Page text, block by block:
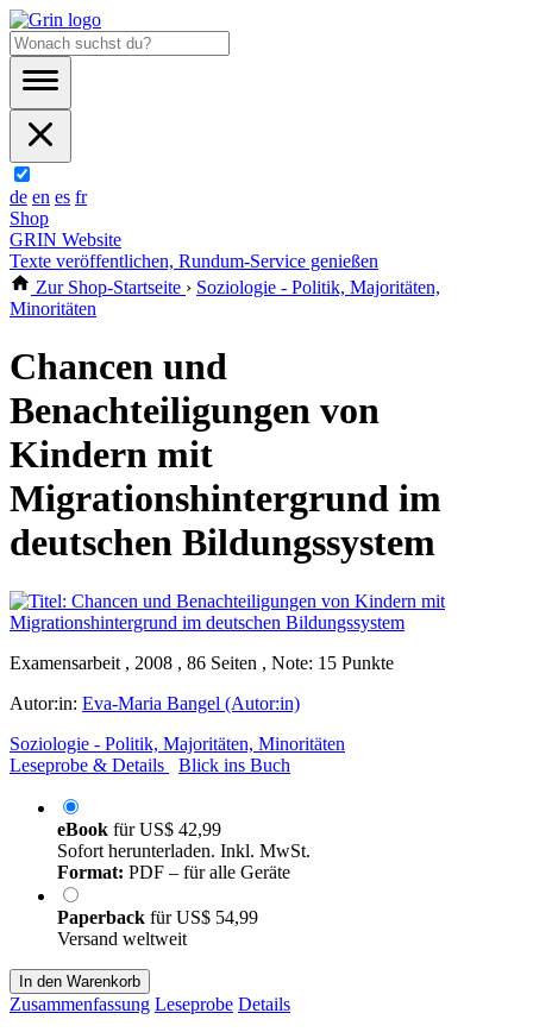
de en es fr
Shop
GRIN Website
Texte veröffentlichen, Rundum-Service genießen
Zur Shop-Startseite › Soziologie - Politik, Majoritäten,
Minoritäten
Chancen und
Benachteiligungen von
Kindern mit
Migrationshintergrund im
deutschen Bildungssystem
Examensarbeit , 2008 , 86 Seiten , Note: 15 Punkte
Autor:in: Eva-Maria Bangel (Autor:in)
Soziologie - Politik, Majoritäten, Minoritäten
Leseprobe & Details
Blick ins Buch
eBook fürUS$ 42,99
Sofort herunterladen. Inkl. MwSt.
Format: PDF – für alle Geräte
Paperback fürUS$ 54,99
Versand weltweit
In den Warenkorb
Zusammenfassung Leseprobe Details